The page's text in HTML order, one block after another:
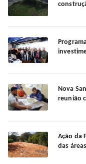
Nova
reunião
Ação da
das